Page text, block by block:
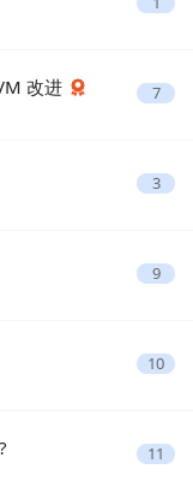
改进 7
3
9
10
11